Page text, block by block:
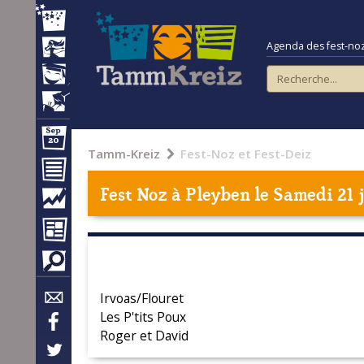
Agenda des fest-
Tamm-Kreiz Fest-Noz et Fest-Deiz
Fest Noz àPleybenle Samedi 21
Irvoas/Flouret
Les P'tits Poux
Roger et David